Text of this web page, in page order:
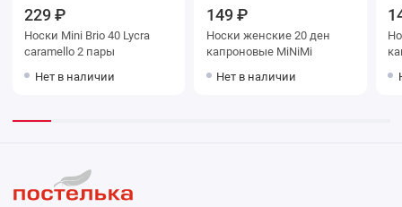
229 ₽
Носки Mini Brio 40 Lycra
caramello 2 пары
Нет в наличии
149 ₽
Носки женские 20 ден
капроновые MiNiMi
Нет в наличии
Носки